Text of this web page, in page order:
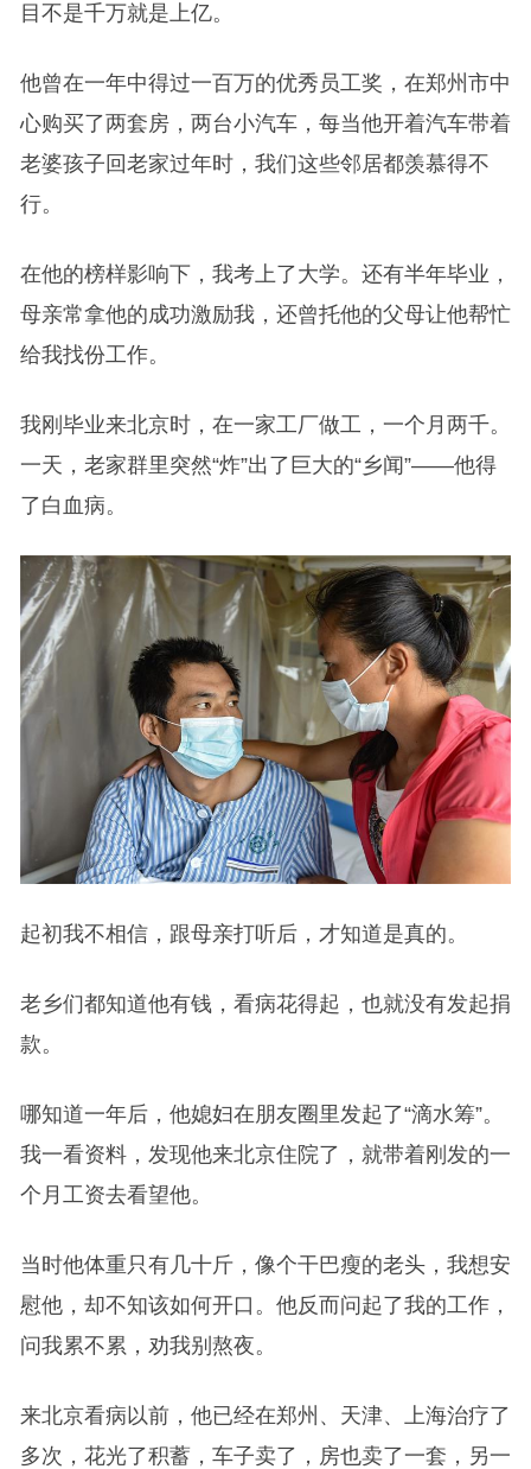
目不是千万就是上亿。
他曾在一年中得过一百万的优秀员工奖，在郑州市中
心购买了两套房，两台小汽车，每当他开着汽车带着
老婆孩子回老家过年时，我们这些邻居都羡慕得不
行。
在他的榜样影响下，我考上了大学。还有半年毕业，
母亲常拿他的成功激励我，还曾托他的父母让他帮忙
给我找份工作。
我刚毕业来北京时，在一家工厂做工，一个月两千。
一天，老家群里突然“炸”出了巨大的“乡闻”——他得
了白血病。
起初我不相信，跟母亲打听后，才知道是真的。
老乡们都知道他有钱，看病花得起，也就没有发起捐
款。
哪知道一年后，他媳妇在朋友圈里发起了“滴水筹”。
我一看资料，发现他来北京住院了，就带着刚发的一
个月工资去看望他。
当时他体重只有几十斤，像个干巴瘦的老头，我想安
慰他，却不知该如何开口。他反而问起了我的工作，
问我累不累，劝我别熬夜。
来北京看病以前，他已经在郑州、天津、上海治疗了
多次，花光了积蓄，车子卖了，房也卖了一套，另一